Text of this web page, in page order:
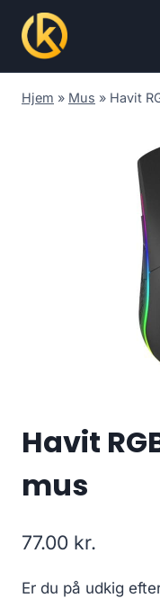
content
Hjem » Mus » Havit
Havit
mus
77.00 kr.
Er du på udkig